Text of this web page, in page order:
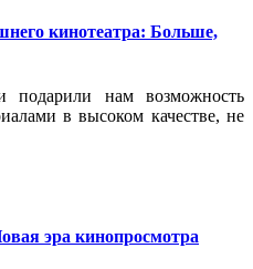
кинотеатра: Больше,
подарили нам возможность
в высоком качестве, не
эра кинопросмотра